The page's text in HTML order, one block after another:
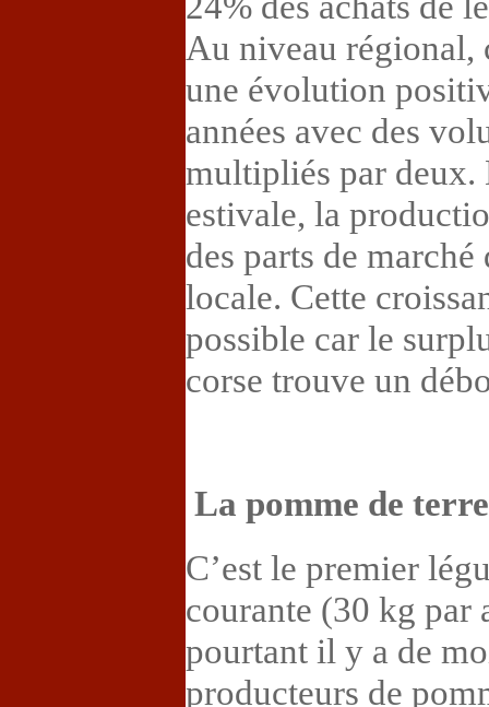
Au niveau régional,
une évolution
années avec des
multipliés par deux.
estivale, la
des parts de
locale. Cette
possible car le
corse trouve un
La pomme de
C’est le premier
courante (30 kg par
pourtant il y a de
producteurs de